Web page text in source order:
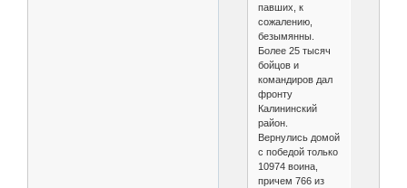
павших, к
сожалению,
безымянны.
Более 25 тысяч
бойцов и
командиров дал
фронту
Калининский
район.
Вернулись домой
с победой только
10974 воина,
причем 766 из